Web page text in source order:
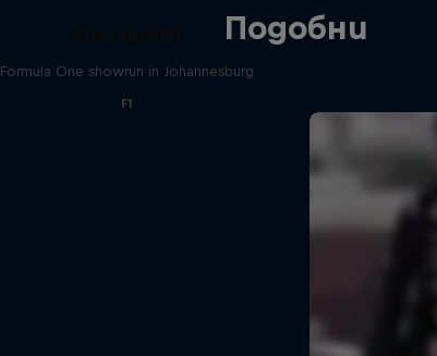
Подобни
Formula One showrun in Johannesburg
F1